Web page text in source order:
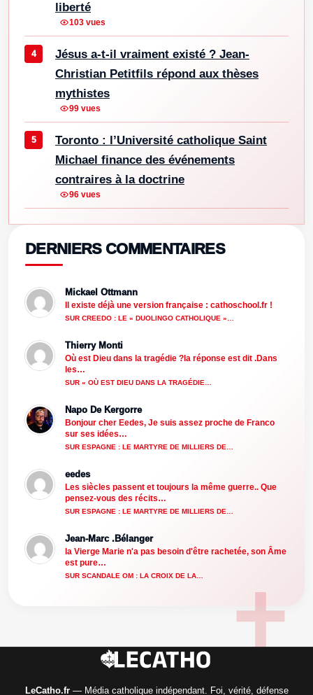
liberté
103 vues
Jésus a-t-il vraiment existé ? Jean-
Christian Petitfils répond aux thèses
mythistes
99 vues
Toronto : l’Université catholique Saint
Michael finance des événements
contraires à la doctrine
96 vues
DERNIERS COMMENTAIRES
Mickael Ottmann
Il existe déjà une version française : cathoschool.fr !
SUR CREEDO : LE « DUOLINGO CATHOLIQUE »…
Thierry Monti
Où est Dieu dans la tragédie ?la réponse est dit .Dans
les…
SUR « OÙ EST DIEU DANS LA TRAGÉDIE…
Napo De Kergorre
Bonjour cher Eedes, Je suis assez proche de Franco
sur ses idées…
SUR ESPAGNE : LE MARTYRE DE MILLIERS DE…
eedes
Les siècles passent et toujours la même guerre.. Que
pensez-vous des récits…
SUR ESPAGNE : LE MARTYRE DE MILLIERS DE…
Jean-Marc .Bélanger
la Vierge Marie n'a pas besoin d'être rachetée, son Âme
est pure…
SUR SCANDALE OM : LA CROIX DE LA…
LeCatho.fr— Média catholique indépendant. Foi, vérité, défense